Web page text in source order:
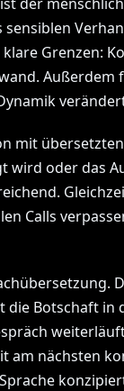
Grenzen:
Außerdem
mit
wird oder das
Calls
Botschaft in
am nächsten